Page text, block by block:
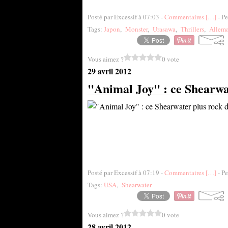
Posté par Excessif à 07:03 -Commentaires […] -
Tags: Japon, Monster, Urasawa, Thrillers,
Vous aimez ? 0 vote
29 avril 2012
"Animal Joy" : ce
Posté par Excessif à 07:19 -Commentaires […] -
Tags: USA, Shearwater
Vous aimez ? 0 vote